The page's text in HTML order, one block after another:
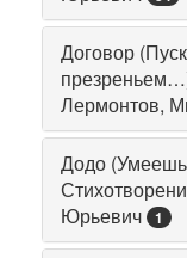
Договор
Лермонтов,
Додо
Юрьевич
1